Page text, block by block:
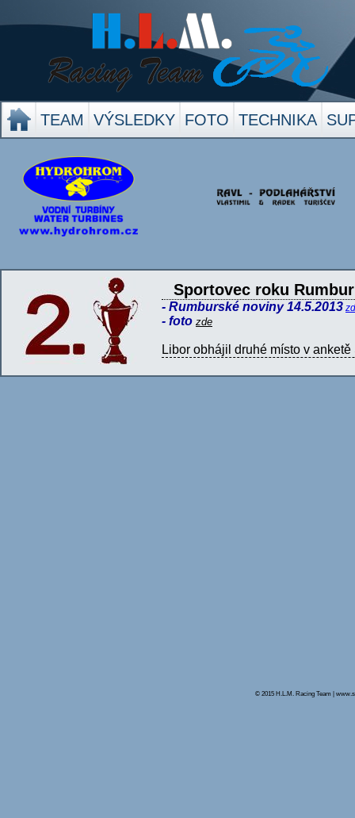
TEAM VÝSLEDKY FOTO TECHNIKA
Sportovec roku
- Rumburské noviny 14.5.2013
- foto zde
Libor obhájil druhé místo v
© 2015 H.L.M. Racing Team |